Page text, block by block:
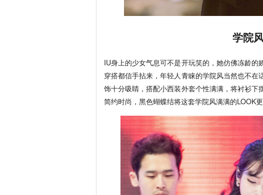
学院
IU身上的少女气息可不是开玩笑的，她仿佛冻龄
穿搭都信手拈来，年轻人青睐的学院风当然也不
饰十分吸睛，搭配小西装外套个性满满，将衬衫
简约时尚，黑色蝴蝶结将这套学院风满满的LOOK更